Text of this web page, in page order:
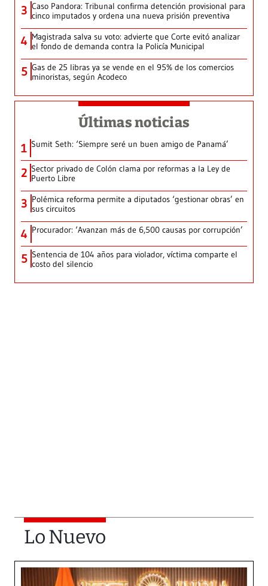
3 Caso Pandora: Tribunal confirma detención provisional para
cinco imputados y ordena una nueva prisión preventiva
4 Magistrada salva su voto: advierte que Corte evitó analizar
el fondo de demanda contra la Policía Municipal
5 Gas de 25 libras ya se vende en el 95% de los comercios
minoristas, según Acodeco
Últimas noticias
1 Sumit Seth: ‘Siempre seré un buen amigo de Panamá’
2 Sector privado de Colón clama por reformas a la Ley de
Puerto Libre
3 Polémica reforma permite a diputados ‘gestionar obras’ en
sus circuitos
4 Procurador: ‘Avanzan más de 6,500 causas por corrupción’
5 Sentencia de 104 años para violador, víctima comparte el
costo del silencio
Lo Nuevo